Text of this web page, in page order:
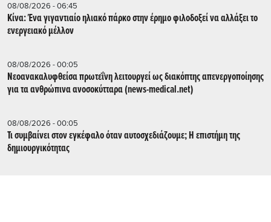
08/08/2026 - 06:45
Κίνα: Ένα γιγαντιαίο ηλιακό πάρκο στην έρημο φιλοδοξεί να αλλάξει το
ενεργειακό μέλλον
08/08/2026 - 00:05
Νεοανακαλυφθείσα πρωτεΐνη λειτουργεί ως διακόπτης απενεργοποίησης
για τα ανθρώπινα ανοσοκύτταρα (news-medical.net)
08/08/2026 - 00:05
Τι συμβαίνει στον εγκέφαλο όταν αυτοσχεδιάζουμε; Η επιστήμη της
δημιουργικότητας